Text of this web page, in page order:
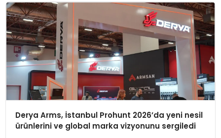
Derya Arms, İstanbul Prohunt 2026’da yeni nesil
ürünlerini ve global marka vizyonunu sergiledi